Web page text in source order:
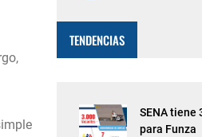
y aprovechar las
TENDENCIAS
SENA tiene
para Funza